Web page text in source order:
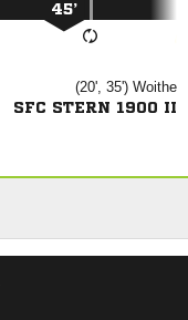
45’
(20', 35') 
SFC STERN 1900 II